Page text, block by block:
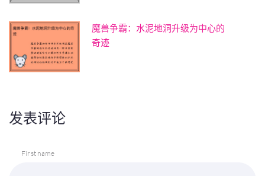
魔兽争霸：水泥地洞升级为中心的
奇迹
发表评论
First name